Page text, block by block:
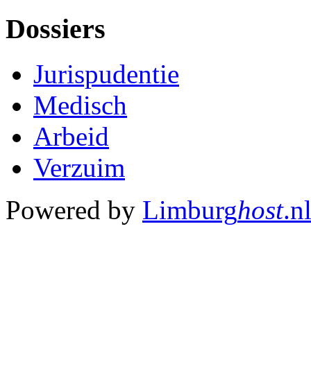
Dossiers
Jurispudentie
Medisch
Arbeid
Verzuim
Powered by Limburghost.nl